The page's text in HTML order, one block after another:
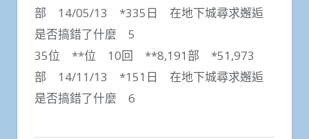
部 14/05/13 *335日 在地下城尋求邂逅
是否搞錯了什麼 5
35位 **位 10回 **8,191部 *51,973
部 14/11/13 *151日 在地下城尋求邂逅
是否搞錯了什麼 6